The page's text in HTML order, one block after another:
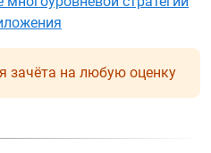
зачёта на любую оценку